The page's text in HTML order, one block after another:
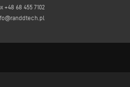
+48 68 455 7102